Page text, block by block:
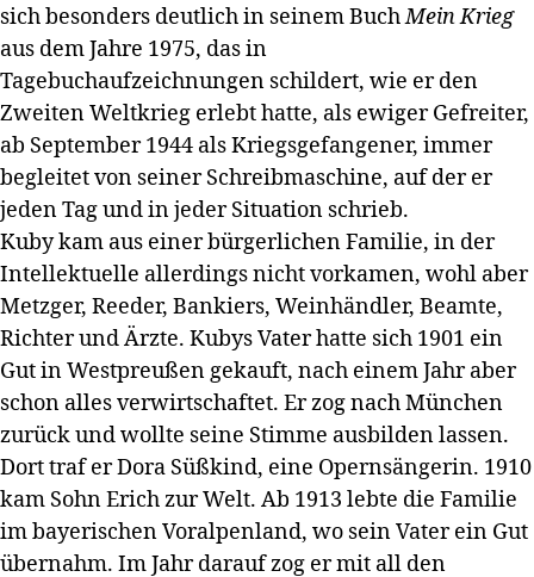
sich besonders deutlich in seinem BuchMein Krieg
aus dem Jahre 1975, das in
Tagebuchaufzeichnungen schildert, wie er den
Zweiten Weltkrieg erlebt hatte, als ewiger Gefreiter,
ab September 1944 als Kriegsgefangener, immer
begleitet von seiner Schreibmaschine, auf der er
jeden Tag und in jeder Situation schrieb.
Kuby kam aus einer bürgerlichen Familie, in der
Intellektuelle allerdings nicht vorkamen, wohl aber
Metzger, Reeder, Bankiers, Weinhändler, Beamte,
Richter und Ärzte. Kubys Vater hatte sich 1901 ein
Gut in Westpreußen gekauft, nach einem Jahr aber
schon alles verwirtschaftet. Er zog nach München
zurück und wollte seine Stimme ausbilden lassen.
Dort traf er Dora Süßkind, eine Opernsängerin. 1910
kam Sohn Erich zur Welt. Ab 1913 lebte die Familie
im bayerischen Voralpenland, wo sein Vater ein Gut
übernahm. Im Jahr darauf zog er mit all den